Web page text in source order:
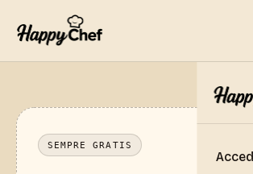
SEMPRE GRATIS